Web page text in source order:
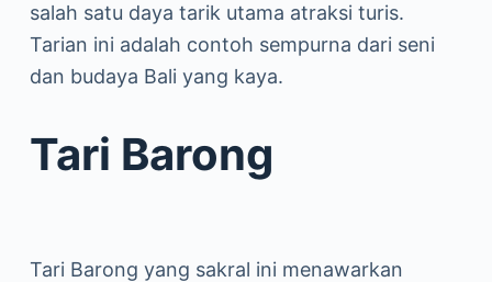
salah satu daya tarik utama atraksi turis.
Tarian ini adalah contoh sempurna dari seni
dan budaya Bali yang kaya.
Tari Barong
Tari Barong yang sakral ini menawarkan